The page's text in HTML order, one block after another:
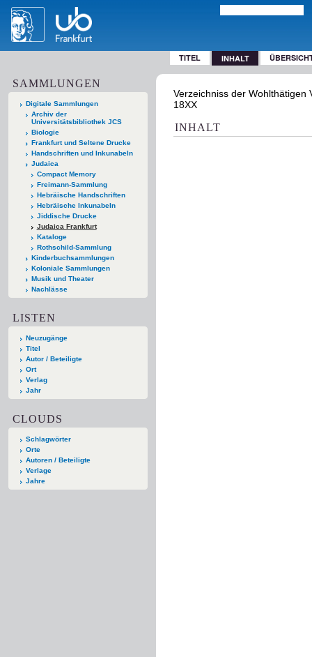
TITEL INHALT
SAMMLUNGEN
Digitale Sammlungen
Archiv der
Universitätsbibliothek JCS
Biologie
Frankfurt und Seltene Drucke
Handschriften und Inkunabeln
Judaica
Compact Memory
Freimann-Sammlung
Hebräische Handschriften
Hebräische Inkunabeln
Jiddische Drucke
Judaica Frankfurt
Kataloge
Rothschild-Sammlung
Kinderbuchsammlungen
Koloniale Sammlungen
Musik und Theater
Nachlässe
LISTEN
Neuzugänge
Titel
Autor / Beteiligte
Ort
Verlag
Jahr
CLOUDS
Schlagwörter
Orte
Autoren / Beteiligte
Verlage
Jahre
Verzeichniss der Wohlthätigen
18XX
INHALT